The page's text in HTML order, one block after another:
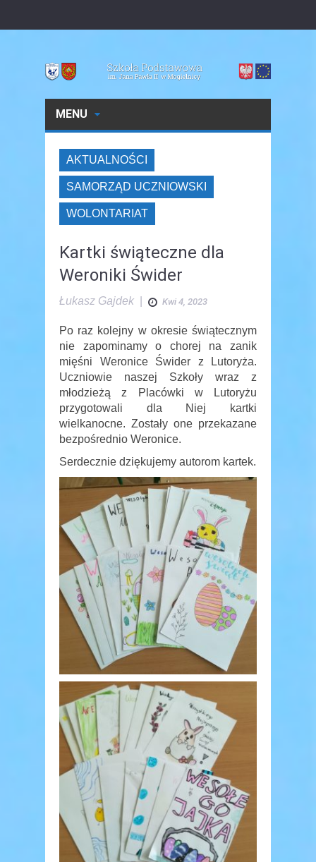
MENU
AKTUALNOŚCI
SAMORZĄD UCZNIOWSKI
WOLONTARIAT
Kartki świąteczne dla
Weroniki Świder
Łukasz Gajdek Kwi 4, 2023
Po raz kolejny w okresie świątecznym
nie zapominamy o chorej na zanik
mięśni Weronice Świder z Lutoryża.
Uczniowie naszej Szkoły wraz z
młodzieżą z Placówki w Lutoryżu
przygotowali dla Niej kartki
wielkanocne. Zostały one przekazane
bezpośrednio Weronice.
Serdecznie dziękujemy autorom kartek.